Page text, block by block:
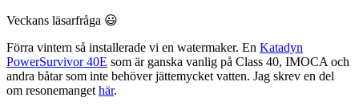
Veckans läsarfråga 😃
Förra vintern så installerade vi en watermaker. En Katadyn
PowerSurvivor 40E som är ganska vanlig på Class 40, IMOCA och
andra båtar som inte behöver jättemycket vatten. Jag skrev en del
om resonemanget här.